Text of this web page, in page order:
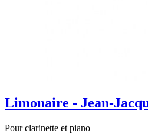
Limonaire - Jean-
Pour clarinette et piano